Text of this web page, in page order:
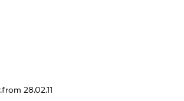
28.02.11